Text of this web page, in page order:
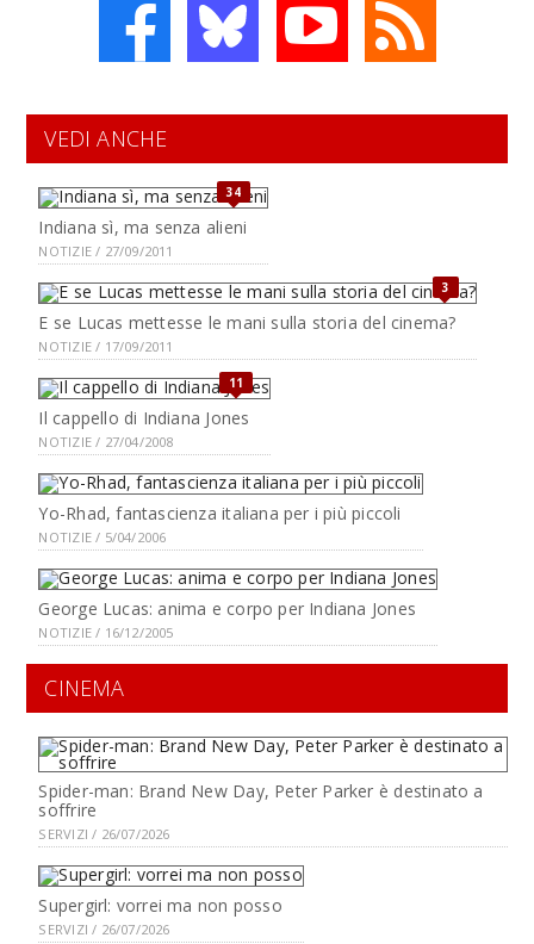
VEDI ANCHE
34
Indiana sì, ma senza alieni
NOTIZIE / 27/09/2011
3
E se Lucas mettesse le mani sulla storia del cinema?
NOTIZIE / 17/09/2011
11
Il cappello di Indiana Jones
NOTIZIE / 27/04/2008
Yo-Rhad, fantascienza italiana per i più piccoli
NOTIZIE / 5/04/2006
George Lucas: anima e corpo per Indiana Jones
NOTIZIE / 16/12/2005
CINEMA
Spider-man: Brand New Day, Peter Parker è destinato a
soffrire
SERVIZI / 26/07/2026
Supergirl: vorrei ma non posso
SERVIZI / 26/07/2026